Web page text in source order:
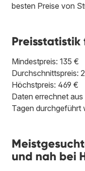
besten Preise von
Preisstatistik
Mindestpreis: 135 €
Durchschnittspreis:
Höchstpreis: 469 €
Daten errechnet
Tagen durchgeführt
und nah bei